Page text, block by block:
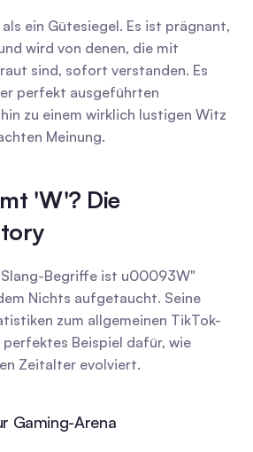
als ein Gütesiegel. Es ist prägnant,
wird von denen, die mit
sind, sofort verstanden. Es
perfekt ausgeführten
zu einem wirklich lustigen Witz
Meinung.
'W'? Die
Begriffe ist u00093W"
Nichts aufgetaucht. Seine
zum allgemeinen TikTok-
Beispiel dafür, wie
Zeitalter evolviert.
Gaming-Arena